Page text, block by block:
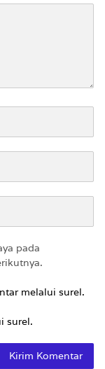
pada
melalui surel.
surel.